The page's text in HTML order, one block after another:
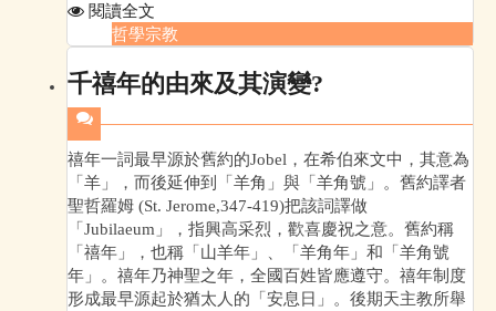
閱讀全文
哲學宗教
千禧年的由來及其演變?
禧年一詞最早源於舊約的Jobel，在希伯來文中，其意為
「羊」，而後延伸到「羊角」與「羊角號」。舊約譯者
聖哲羅姆 (St. Jerome,347-419)把該詞譯做
「Jubilaeum」，指興高采烈，歡喜慶祝之意。舊約稱
「禧年」，也稱「山羊年」、「羊角年」和「羊角號
年」。禧年乃神聖之年，全國百姓皆應遵守。禧年制度
形成最早源起於猶太人的「安息日」。後期天主教所舉